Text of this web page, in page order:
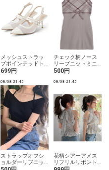
メッシュストラッ
プポインテッドト
ゥパンプス
699円
チェック柄ノース
リーブニットミニ
ワンピース
500円
08/08 21:45
ストラップオフシ
ョルダーリブニッ
08/08 21:45
花柄シアーアメス
リフリルリボント